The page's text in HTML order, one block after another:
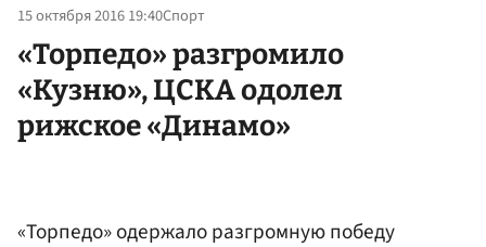
15 октября 2016 19:40Спорт
«Торпедо» разгромило
«Кузню», ЦСКА одолел
рижское «Динамо»
«Торпедо» одержало разгромную победу